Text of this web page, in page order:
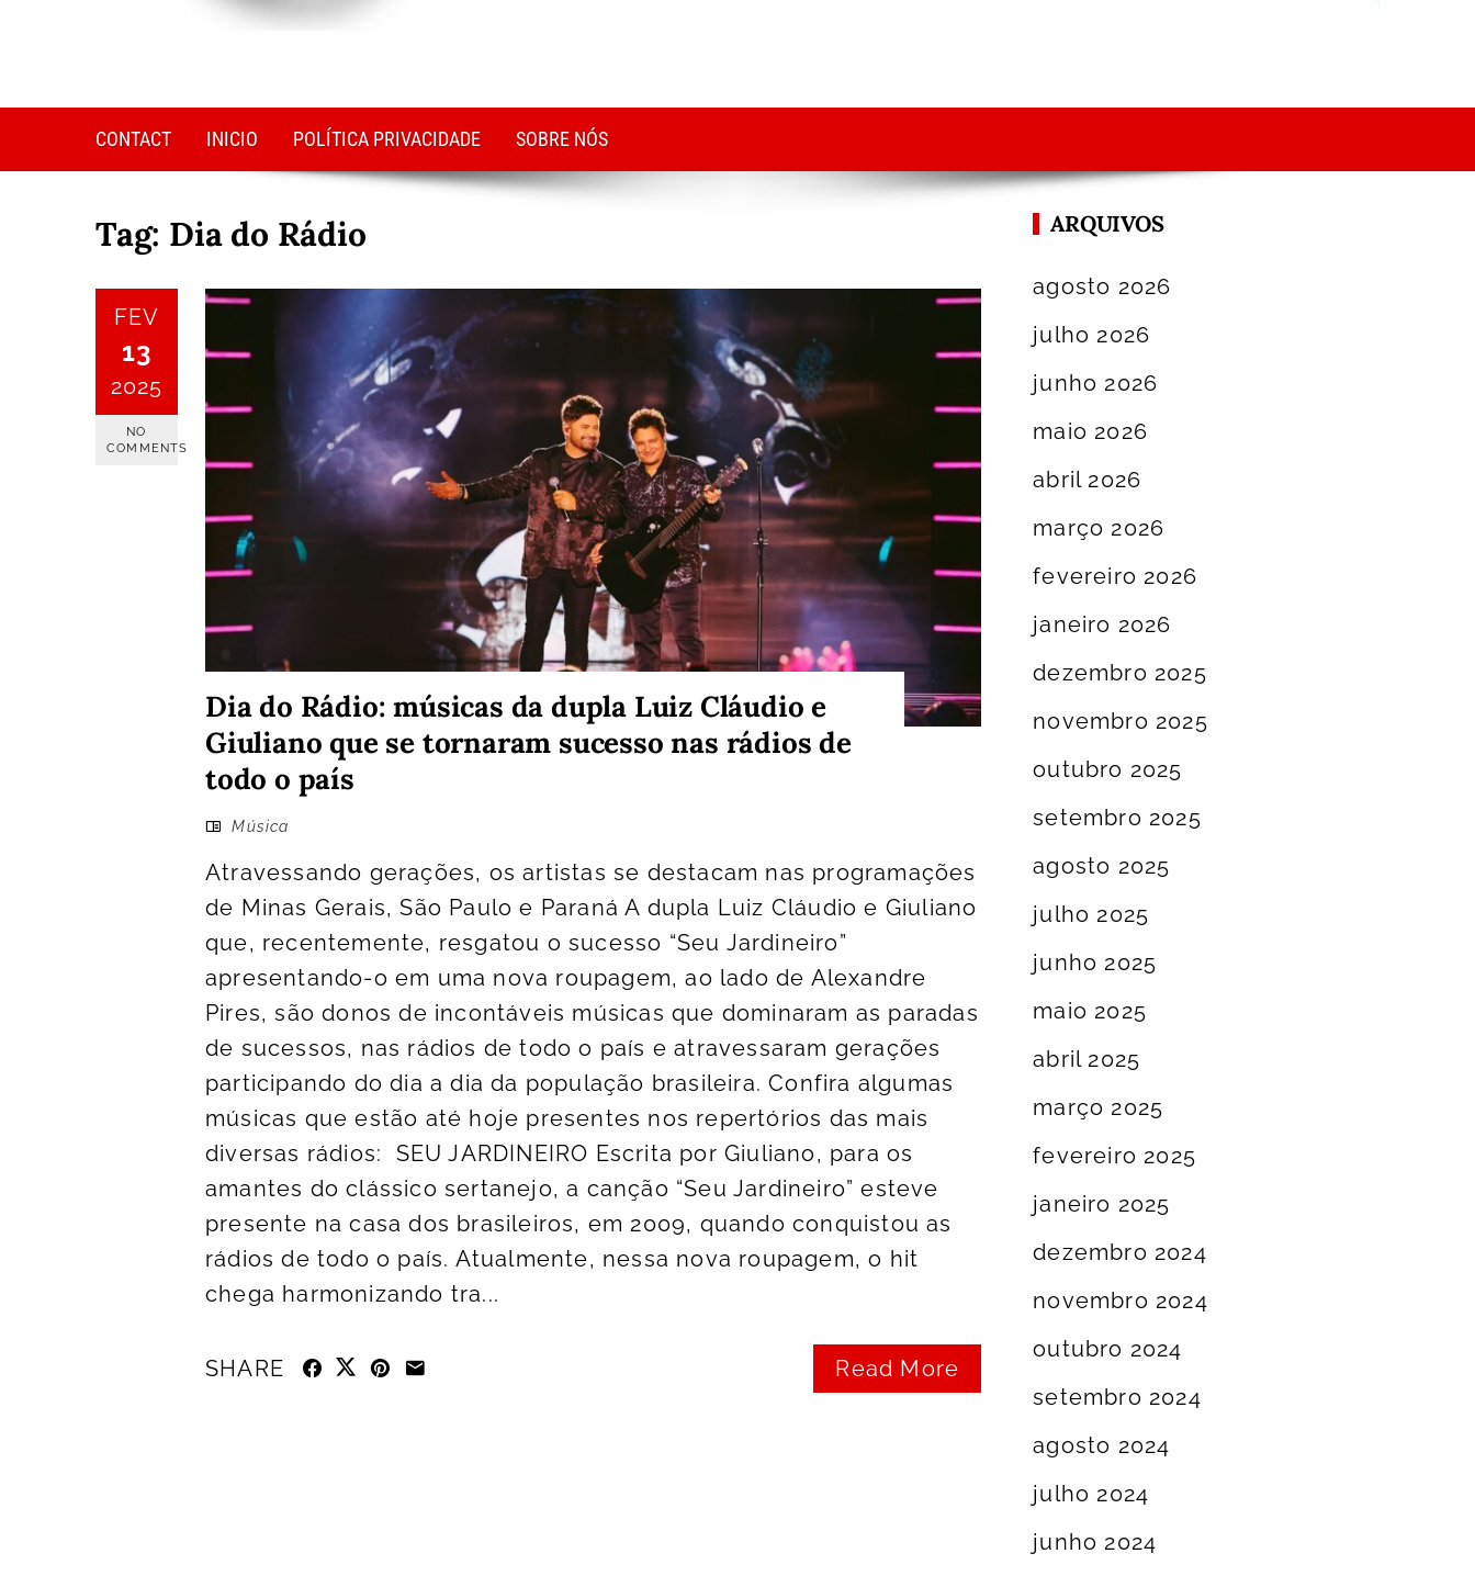
CONTACT INICIO POLÍTICA PRIVACIDADE SOBRE NÓS
Tag: Dia do Rádio
FEV
13
2025
NO
COMMENTS
Dia do Rádio: músicas da dupla Luiz Cláudio e
Giuliano que se tornaram sucesso nas rádios de
todo o país
Música
Atravessando gerações, os artistas se destacam nas programações
de Minas Gerais, São Paulo e Paraná A dupla Luiz Cláudio e Giuliano
que, recentemente, resgatou o sucesso “Seu Jardineiro”
apresentando-o em uma nova roupagem, ao lado de Alexandre
Pires, são donos de incontáveis músicas que dominaram as paradas
de sucessos, nas rádios de todo o país e atravessaram gerações
participando do dia a dia da população brasileira. Confira algumas
músicas que estão até hoje presentes nos repertórios das mais
diversas rádios: SEU JARDINEIRO Escrita por Giuliano, para os
amantes do clássico sertanejo, a canção “Seu Jardineiro” esteve
presente na casa dos brasileiros, em 2009, quando conquistou as
rádios de todo o país. Atualmente, nessa nova roupagem, o hit
chega harmonizando tra...
Read More
SHARE
ARQUIVOS
agosto 2026
julho 2026
junho 2026
maio 2026
abril 2026
março 2026
fevereiro 2026
janeiro 2026
dezembro 2025
novembro 2025
outubro 2025
setembro 2025
agosto 2025
julho 2025
junho 2025
maio 2025
abril 2025
março 2025
fevereiro 2025
janeiro 2025
dezembro 2024
novembro 2024
outubro 2024
setembro 2024
agosto 2024
julho 2024
junho 2024